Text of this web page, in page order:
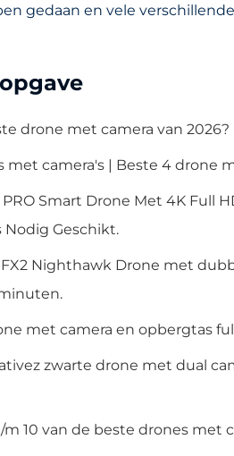
gedaan en vele
drone met camera van
met camera's | Beste 4 drone
PRO Smart Drone Met 4K
Nodig Geschikt.
FX2 Nighthawk Drone met
met camera en opbergtas
zwarte drone met dual
10 van de beste drones met